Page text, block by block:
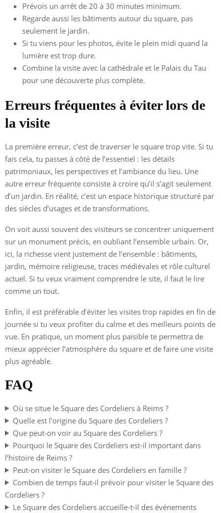
Prévois un arrêt de 20 à 30 minutes minimum.
Regarde aussi les bâtiments autour du square, pas
seulement le jardin.
Si tu viens pour les photos, évite le plein midi quand la
lumière est trop dure.
Combine la visite avec la cathédrale et le Palais du Tau
pour une découverte plus complète.
Erreurs fréquentes à éviter lors de
la visite
La première erreur, c’est de traverser le square trop vite. Si tu
fais cela, tu passes à côté de l’essentiel : les détails
patrimoniaux, les perspectives et l’ambiance du lieu. Une
autre erreur fréquente consiste à croire qu’il s’agit seulement
d’un jardin. En réalité, c’est un espace historique structuré par
des siècles d’usages et de transformations.
On voit aussi souvent des visiteurs se concentrer uniquement
sur un monument précis, en oubliant l’ensemble urbain. Or,
ici, la richesse vient justement de l’ensemble : bâtiments,
jardin, mémoire religieuse, traces médiévales et rôle culturel
actuel. Si tu veux vraiment comprendre le site, il faut le lire
comme un tout.
Enfin, il est préférable d’éviter les visites trop rapides en fin de
journée si tu veux profiter du calme et des meilleurs points de
vue. En pratique, un moment plus paisible te permettra de
mieux apprécier l’atmosphère du square et de faire une visite
plus agréable.
FAQ
Où se situe le Square des Cordeliers à Reims ?
Quelle est l’origine du Square des Cordeliers ?
Que peut-on voir au Square des Cordeliers ?
Pourquoi le Square des Cordeliers est-il important dans
l’histoire de Reims ?
Peut-on visiter le Square des Cordeliers en famille ?
Combien de temps faut-il prévoir pour visiter le Square des
Cordeliers ?
Le Square des Cordeliers accueille-t-il des événements